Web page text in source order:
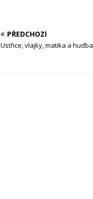
PŘEDCHOZÍ
Ustřice, vlajky, matika a hudba